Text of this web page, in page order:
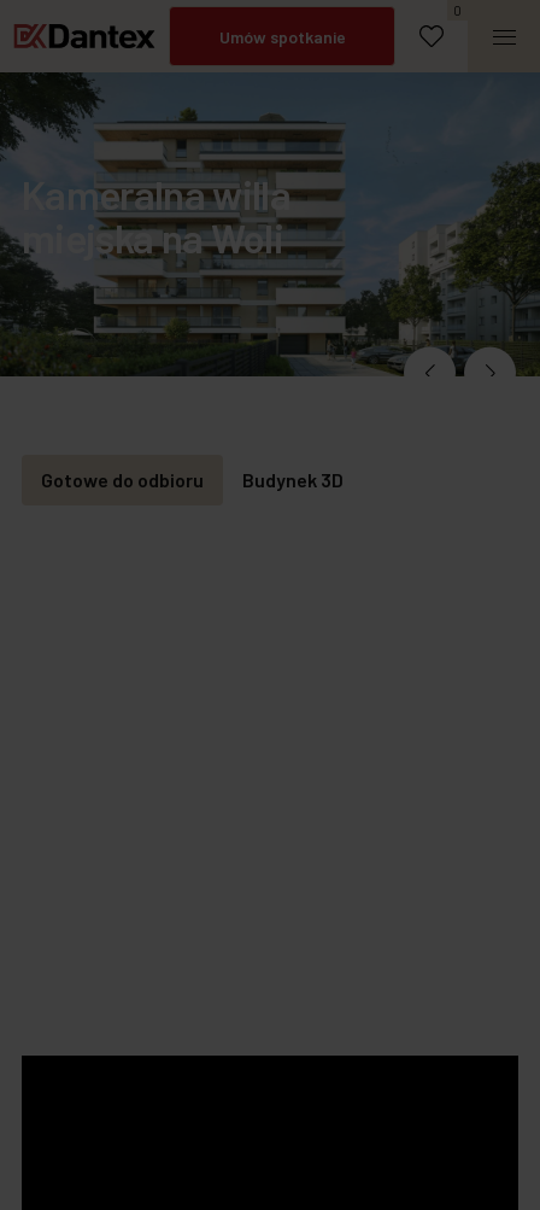
Umów spotkanie
0
Kameralna willa
miejska na Woli
Gotowe do odbioru Budynek 3D